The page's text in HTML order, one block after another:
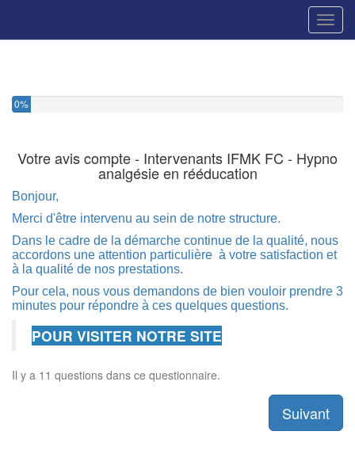
0%
Votre avis compte - Intervenants IFMK FC - Hypno
analgésie en rééducation
Bonjour,
Merci d'être intervenu au sein de notre structure.
Dans le cadre de la démarche continue de la qualité, nous
accordons une attention particulière à votre satisfaction et
à la qualité de nos prestations.
Pour cela, nous vous demandons de bien vouloir prendre 3
minutes pour répondre à ces quelques questions.
POUR VISITER NOTRE SITE
Il y a 11 questions dans ce questionnaire.
Suivant